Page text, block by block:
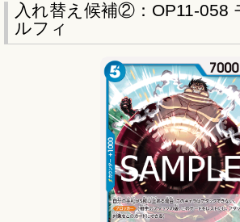
入れ替え候補②：OP11-058
ルフィ